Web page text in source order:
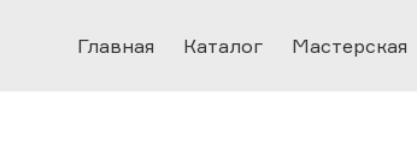
Главная Каталог Мастерская